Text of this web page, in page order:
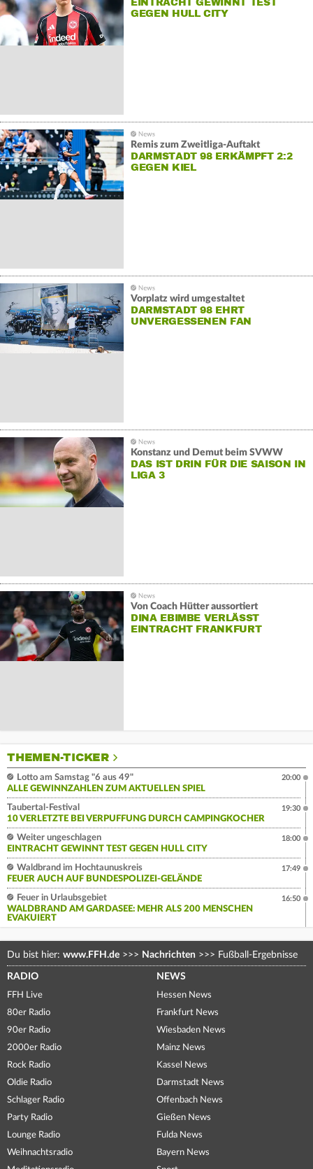
GEGEN HULL CITY
Remis zum Zweitliga-Auftakt
DARMSTADT 98 ERKÄMPFT 2:2
GEGEN KIEL
Vorplatz wird umgestaltet
DARMSTADT 98 EHRT
UNVERGESSENEN FAN
Konstanz und Demut beim SVWW
DAS IST DRIN FÜR DIE SAISON IN
LIGA 3
Von Coach Hütter aussortiert
DINA EBIMBE VERLÄSST
EINTRACHT FRANKFURT
THEMEN-TICKER
Lotto am Samstag "6 aus 49"
ALLE GEWINNZAHLEN ZUM AKTUELLEN SPIEL
20:00
Taubertal-Festival
10 VERLETZTE BEI VERPUFFUNG DURCH CAMPINGKOCHER
19:30
Weiter ungeschlagen
EINTRACHT GEWINNT TEST GEGEN HULL CITY
18:00
Waldbrand im Hochtaunuskreis
FEUER AUCH AUF BUNDESPOLIZEI-GELÄNDE
17:49
Feuer in Urlaubsgebiet
WALDBRAND AM GARDASEE: MEHR ALS 200 MENSCHEN
EVAKUIERT
16:50
Du bist hier: www.FFH.de >>> Nachrichten >>> Fußball-Ergebnisse
RADIO
FFH Live
80er Radio
90er Radio
2000er Radio
Rock Radio
Oldie Radio
Schlager Radio
Party Radio
Lounge Radio
Weihnachtsradio
NEWS
Hessen News
Frankfurt News
Wiesbaden News
Mainz News
Kassel News
Darmstadt News
Offenbach News
Gießen News
Fulda News
Bayern News